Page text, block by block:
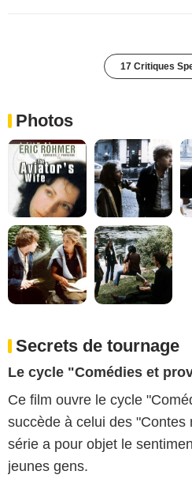
17 Critiques
Photos
Secrets de tournage
Le cycle "Comédies et
Ce film ouvre le cycle
succède à celui des "Contes
série a pour objet le
jeunes gens.